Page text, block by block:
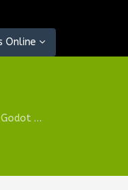
Online
Práctica 5